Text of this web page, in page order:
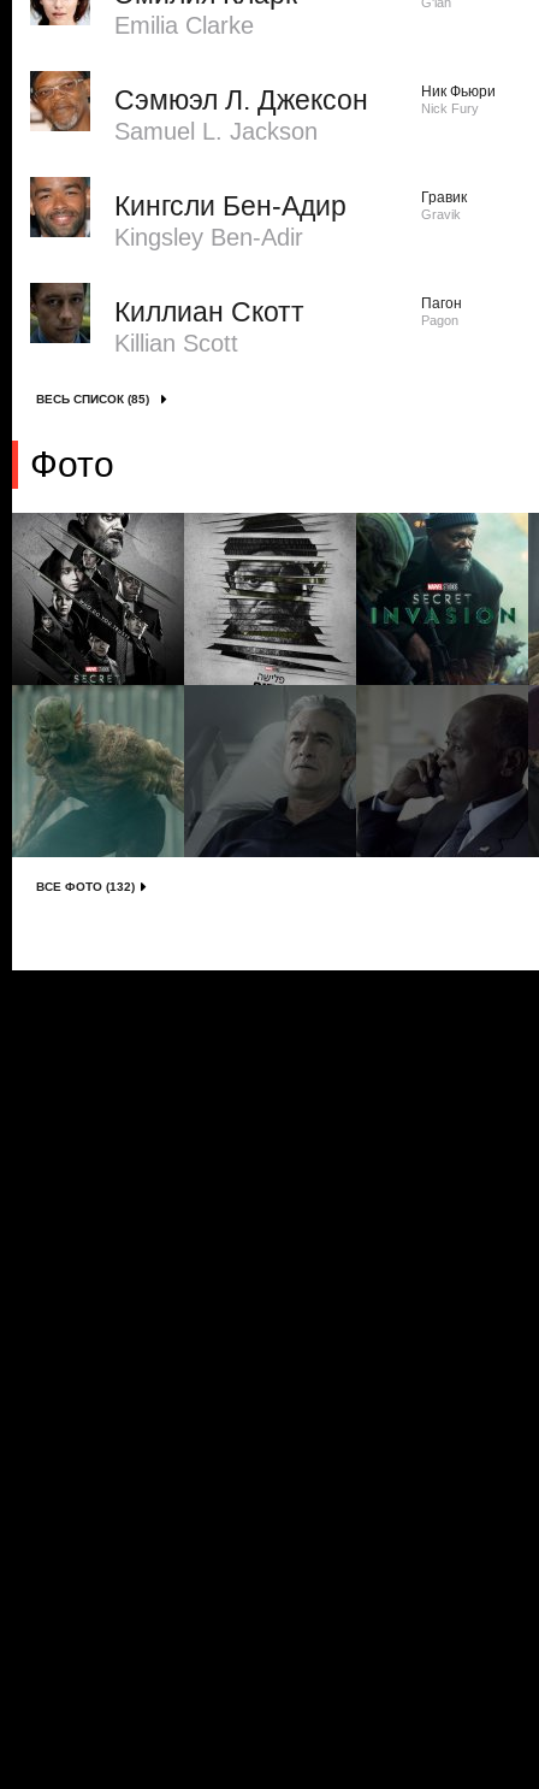
Emilia Clarke
Сэмюэл Л. Джексон
Samuel L. Jackson
Ник Фьюри
Nick Fury
Кингсли Бен-Адир
Kingsley Ben-Adir
Гравик
Gravik
Киллиан Скотт
Killian Scott
Пагон
Pagon
ВЕСЬ СПИСОК (85)
Фото
ВСЕ ФОТО (132)